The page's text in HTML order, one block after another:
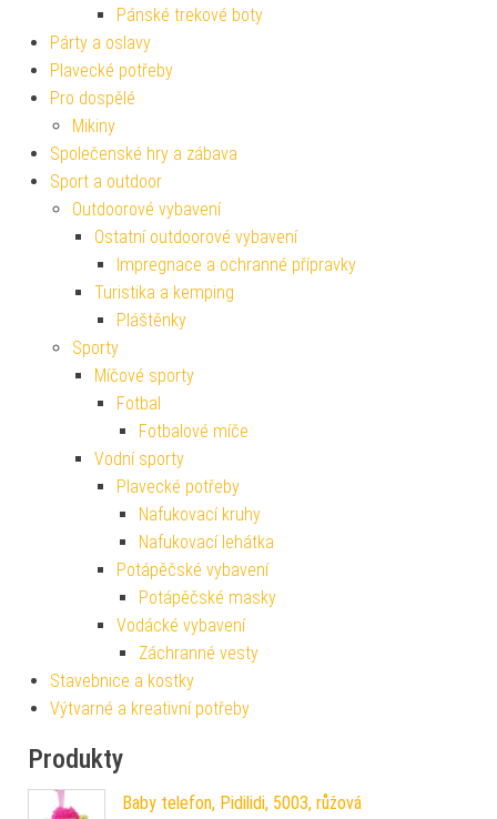
Pánské trekové boty
Párty a oslavy
Plavecké potřeby
Pro dospělé
Mikiny
Společenské hry a zábava
Sport a outdoor
Outdoorové vybavení
Ostatní outdoorové vybavení
Impregnace a ochranné přípravky
Turistika a kemping
Pláštěnky
Sporty
Míčové sporty
Fotbal
Fotbalové míče
Vodní sporty
Plavecké potřeby
Nafukovací kruhy
Nafukovací lehátka
Potápěčské vybavení
Potápěčské masky
Vodácké vybavení
Záchranné vesty
Stavebnice a kostky
Výtvarné a kreativní potřeby
Produkty
Baby telefon, Pidilidi, 5003, růžová